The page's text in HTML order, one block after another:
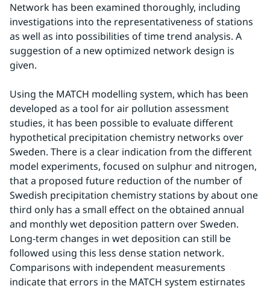
Network has been examined thoroughly, including
investigations into the representativeness of stations
as well as into possibilities of time trend analysis. A
suggestion of a new optimized network design is
given.
Using the MATCH modelling system, which has been
developed as a tool for air pollution assessment
studies, it has been possible to evaluate different
hypothetical precipitation chemistry networks over
Sweden. There is a clear indication from the different
model experiments, focused on sulphur and nitrogen,
that a proposed future reduction of the number of
Swedish precipitation chemistry stations by about one
third only has a small effect on the obtained annual
and monthly wet deposition pattern over Sweden.
Long-term changes in wet deposition can still be
followed using this less dense station network.
Comparisons with independent measurements
indicate that errors in the MATCH system estirnates